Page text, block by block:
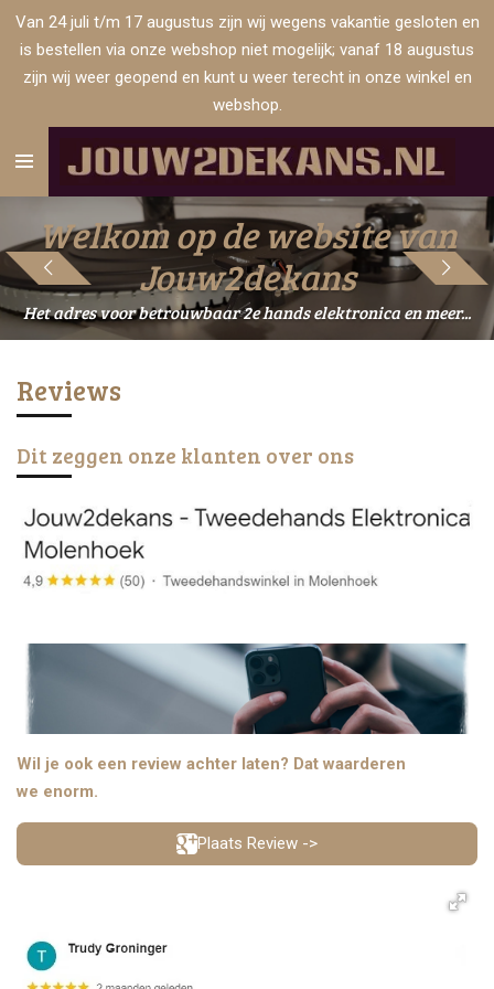
Ga
direct
naar
Van 24 juli t/m 17 augustus zijn wij wegens vakantie gesloten en
is bestellen via onze webshop niet mogelijk; vanaf 18 augustus
zijn wij weer geopend en kunt u weer terecht in onze winkel en
webshop.
Welkom op de website van
Jouw2dekans
Het adres voor betrouwbaar 2e hands elektronica en meer...
Reviews
Dit zeggen onze klanten over ons
Wil je ook een review achter laten? Dat waarderen
we enorm.
Plaats Review ->